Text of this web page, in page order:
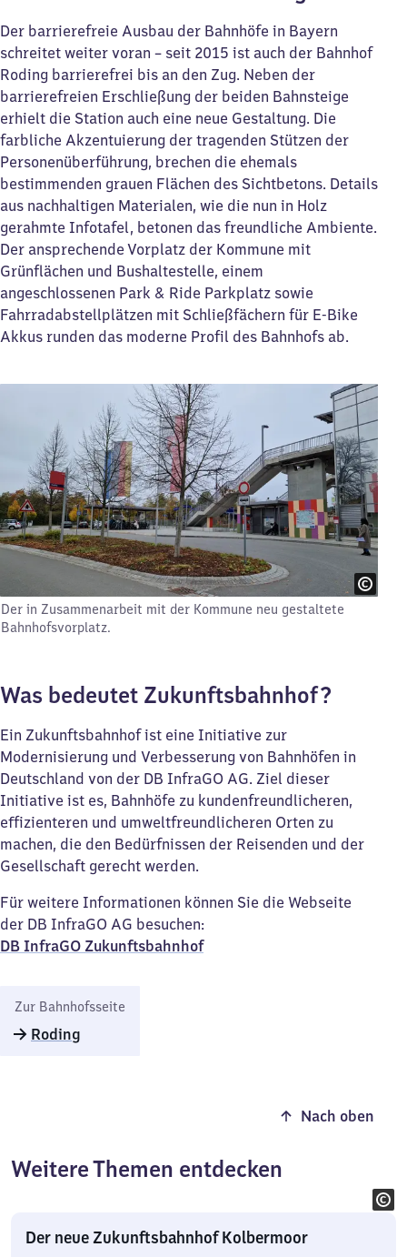
Der barrierefreie Ausbau der Bahnhöfe in Bayern
schreitet weiter voran – seit 2015 ist auch der Bahnhof
Roding barrierefrei bis an den Zug. Neben der
barrierefreien Erschließung der beiden Bahnsteige
erhielt die Station auch eine neue Gestaltung. Die
farbliche Akzentuierung der tragenden Stützen der
Personenüberführung, brechen die ehemals
bestimmenden grauen Flächen des Sichtbetons. Details
aus nachhaltigen Materialen, wie die nun in Holz
gerahmte Infotafel, betonen das freundliche Ambiente.
Der ansprechende Vorplatz der Kommune mit
Grünflächen und Bushaltestelle, einem
angeschlossenen Park & Ride Parkplatz sowie
Fahrradabstellplätzen mit Schließfächern für E-Bike
Akkus runden das moderne Profil des Bahnhofs ab.
Der in Zusammenarbeit mit der Kommune neu gestaltete
Bahnhofsvorplatz.
Was bedeutet Zukunftsbahnhof?
Ein Zukunftsbahnhof ist eine Initiative zur
Modernisierung und Verbesserung von Bahnhöfen in
Deutschland von der DB InfraGO AG. Ziel dieser
Initiative ist es, Bahnhöfe zu kundenfreundlicheren,
effizienteren und umweltfreundlicheren Orten zu
machen, die den Bedürfnissen der Reisenden und der
Gesellschaft gerecht werden.
Für weitere Informationen können Sie die Webseite
der DB InfraGO AG besuchen:
DB InfraGO Zukunftsbahnhof​
Zur Bahnhofsseite
Roding
Nach oben
Weitere Themen entdecken
Der neue Zukunftsbahnhof Kolbermoor